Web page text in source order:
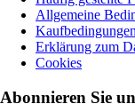
Allgemeine
Kaufbedingungen
Erklärung zum
Cookies
Abonnieren Sie